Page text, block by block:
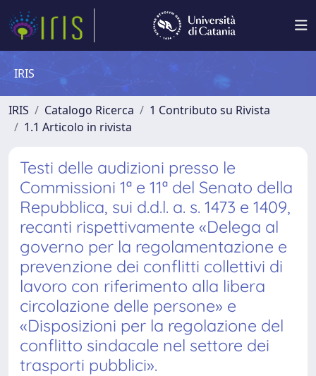
IRIS
IRIS Catalogo Ricerca
1 Contributo su Rivista
1.1 Articolo in rivista
Testi delle audizioni presso le
Commissioni 1ª e 11ª del Senato della
Repubblica, sui d.d.l. a. s. 1473 e 1409,
recanti rispettivamente «Delega al
governo per la regolamentazione e
prevenzione dei conflitti collettivi di
lavoro con riferimento alla libera
circolazione delle persone» e
«Disposizioni per la regolazione del
conflitto sindacale nel settore dei
trasporti pubblici».